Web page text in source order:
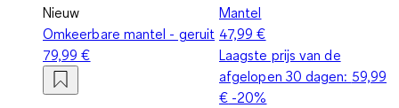
Nieuw
Omkeerbare mantel - geruit
79,99 €
Mantel
47,99 €
Laagste prijs van de
afgelopen 30 dagen: 59,99
€ -20%